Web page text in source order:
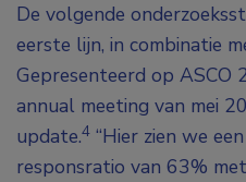
De volgende
eerste lijn, in combinatie
Gepresenteerd op ASCO
annual meeting van mei
update.4 “Hier zien we
responsratio van 63%